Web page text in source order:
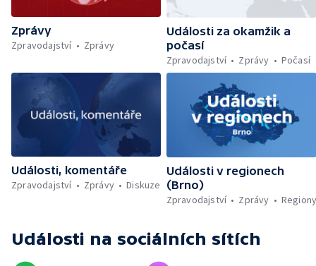
Wales nepodpoří Infantina do vedení FIFA —
Rozkol turecké opozice — Dokončená
rekonstrukce křižovatky Mileta — Problémy
se zřizováním dětských skupin — První
člověk, který přeplaval Baltské moře —
Práce v zemědělství během vysokých
teplot — Tvůrčí přestávka Ariany Grande —
Přemnožení krokodýlů na Borneu — Český
hlas ve vesmíru
Zprávy
Zpravodajství
Zprávy
Události za okamžik a
počasí
Zpravodajství
Zprávy Počasí
Události, komentáře
Zpravodajství
Zprávy Diskuze
Události v regionech
(Brno)
Zpravodajství
Zprávy
Události na sociálních sítích